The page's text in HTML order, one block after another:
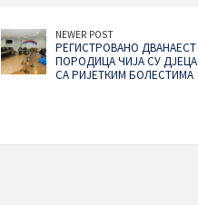
NEWER POST
РЕГИСТРОВАНО ДВАНАЕСТ
ПОРОДИЦА ЧИЈА СУ ДЈЕЦА
СА РИЈЕТКИМ БОЛЕСТИМА